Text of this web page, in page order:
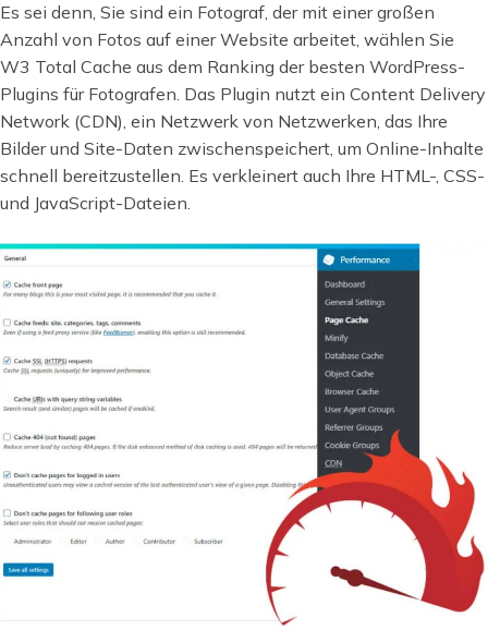
Es sei denn, Sie sind ein Fotograf, der mit einer großen
Anzahl von Fotos auf einer Website arbeitet, wählen Sie
W3 Total Cache aus dem Ranking der besten WordPress-
Plugins für Fotografen. Das Plugin nutzt ein Content Delivery
Network (CDN), ein Netzwerk von Netzwerken, das Ihre
Bilder und Site-Daten zwischenspeichert, um Online-Inhalte
schnell bereitzustellen. Es verkleinert auch Ihre HTML-, CSS-
und JavaScript-Dateien.